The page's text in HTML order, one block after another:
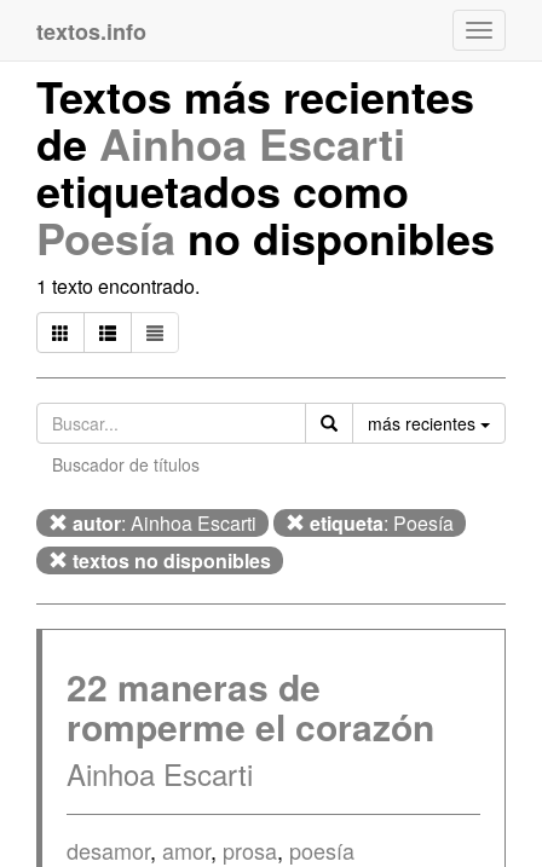
textos.info
Textos más recientes
de Ainhoa Escarti
etiquetados como
Poesía no disponibles
1 texto encontrado.
más recientes
Buscador de títulos
autor: Ainhoa Escarti etiqueta: Poesía
textos no disponibles
22 maneras de
romperme el corazón
Ainhoa Escarti
desamor, amor, prosa, poesía